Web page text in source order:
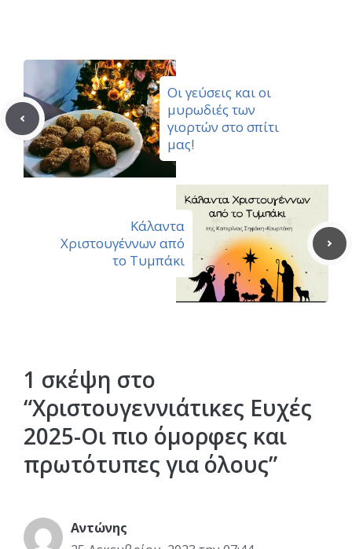
Οι γεύσεις και οι
μυρωδιές των
γιορτών στο σπίτι
μας!
Κάλαντα
Χριστουγέννων από
το Τυμπάκι
1 σκέψη στο
“Χριστουγεννιάτικες Ευχές
2025-Οι πιο όμορφες και
πρωτότυπες για όλους”
Αντώνης